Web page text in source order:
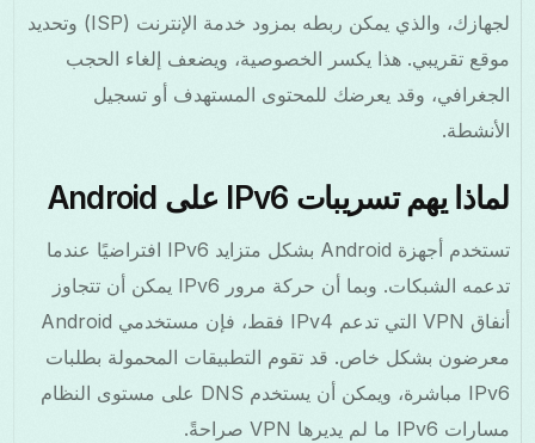
لجهازك، والذي يمكن ربطه بمزود خدمة الإنترنت (ISP) وتحديد
موقع تقريبي. هذا يكسر الخصوصية، ويضعف إلغاء الحجب
الجغرافي، وقد يعرضك للمحتوى المستهدف أو تسجيل
الأنشطة.
لماذا يهم تسريبات IPv6 على Android
تستخدم أجهزة Android بشكل متزايد IPv6 افتراضيًا عندما
تدعمه الشبكات. وبما أن حركة مرور IPv6 يمكن أن تتجاوز
أنفاق VPN التي تدعم IPv4 فقط، فإن مستخدمي Android
معرضون بشكل خاص. قد تقوم التطبيقات المحمولة بطلبات
IPv6 مباشرة، ويمكن أن يستخدم DNS على مستوى النظام
مسارات IPv6 ما لم يديرها VPN صراحةً.